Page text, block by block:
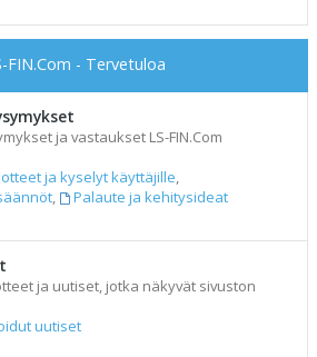
FIN.Com - Tervetuloa
ja vastaukset LS-FIN.Com
ja kyselyt käyttäjille,
,
Palaute ja kehitysideat
ja uutiset, jotka näkyvät sivuston
uutiset